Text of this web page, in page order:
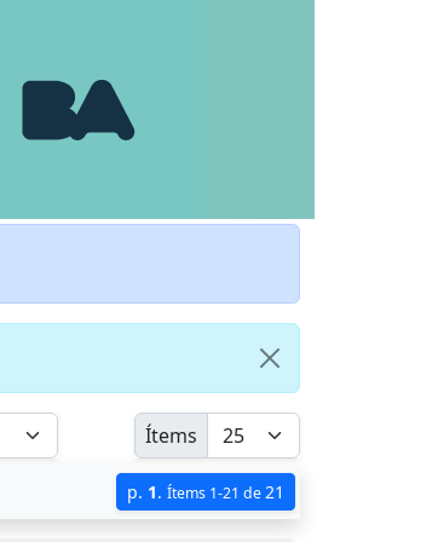
Ítems
p. 1. Ítems 1-21 de 21